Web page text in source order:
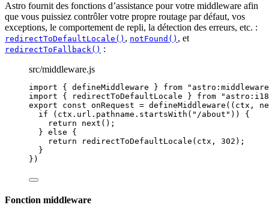
Astro fournit des fonctions d’assistance pour votre middleware afin
que vous puissiez contrôler votre propre routage par défaut, vos
exceptions, le comportement de repli, la détection des erreurs, etc. :
redirectToDefaultLocale() , notFound() , et
redirectToFallback() :
src/middleware.js
import { defineMiddleware } from " astro:middleware
import { redirectToDefaultLocale } from "
export const onRequest = defineMiddleware ( ( ctx ,
if
( ctx . url . pathname . startsWith ( " /about " ))
{
return next () ;
} else {
return
redirectToDefaultLocale ( ctx , 302 ) ;
}
} )
Fonction middleware